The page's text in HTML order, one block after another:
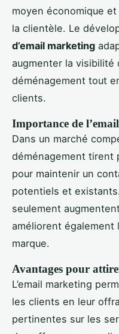
moyen économique
la clientèle. Le
d’email marketing
augmenter la visibilité
déménagement tout
clients.
Importance de
Dans un marché
déménagement tirent
pour maintenir un
potentiels et
seulement
améliorent également
marque.
Avantages pour
L’email marketing
les clients en leur
pertinentes sur les